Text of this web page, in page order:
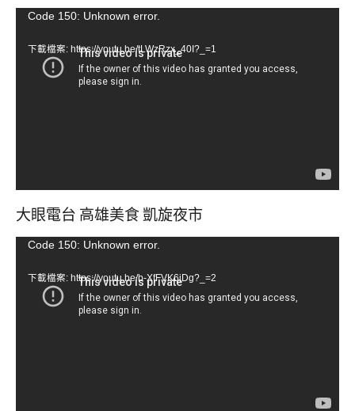
視Code 150: Unknown error.
下載檔案: https://youtu.be/tLWzRzx_40I?_=1
大眼電台 高雄美食 凱旋夜市
視Code 150: Unknown error.
下載檔案: https://youtu.be/b-XfFVK6jDg?_=2